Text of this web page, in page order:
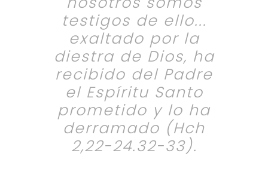
testigos de ello...
exaltado por la
diestra de Dios, ha
recibido del Padre
el Espíritu Santo
prometido y lo ha
derramado (Hch
2,22-24.32-33).